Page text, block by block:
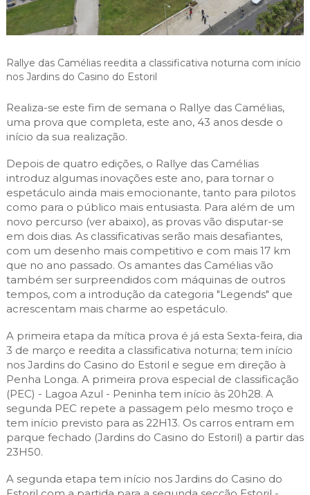
Planeamento Estratégico
Urbanismo
Cascais Próxima
Economia & Inovação
Governação
Qualidade de vida
Sociedade & Educação
Jornal C
Agenda do executivo
VIVER
ESTUDAR
TEMPOS LIVRES
MOBILIDADE
INVESTIR EM CASCAIS
SERVIÇOS
MAPA DO PORTAL
Rallye das Camélias reedita a classificativa noturna com início
nos Jardins do Casino do Estoril
Realiza-se este fim de semana o Rallye das Camélias,
uma prova que completa, este ano, 43 anos desde o
início da sua realização.
Depois de quatro edições, o Rallye das Camélias
introduz algumas inovações este ano, para tornar o
espetáculo ainda mais emocionante, tanto para pilotos
como para o público mais entusiasta. Para além de um
novo percurso (ver abaixo), as provas vão disputar-se
em dois dias. As classificativas serão mais desafiantes,
com um desenho mais competitivo e com mais 17 km
que no ano passado. Os amantes das Camélias vão
também ser surpreendidos com máquinas de outros
tempos, com a introdução da categoria "Legends" que
acrescentam mais charme ao espetáculo.
A primeira etapa da mítica prova é já esta Sexta-feira, dia
3 de março e reedita a classificativa noturna; tem início
nos Jardins do Casino do Estoril e segue em direção à
Penha Longa. A primeira prova especial de classificação
(PEC) - Lagoa Azul - Peninha tem início às 20h28. A
segunda PEC repete a passagem pelo mesmo troço e
tem início previsto para as 22H13. Os carros entram em
parque fechado (Jardins do Casino do Estoril) a partir das
23H50.
A segunda etapa tem início nos Jardins do Casino do